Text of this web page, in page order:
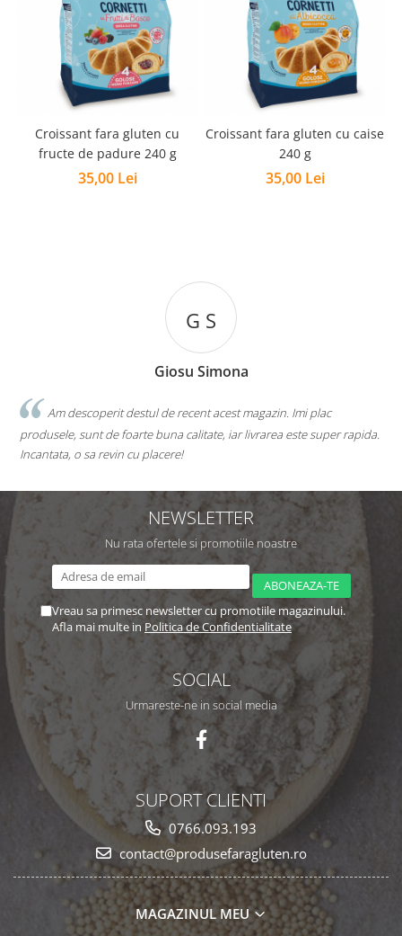
Croissant fara gluten cu
fructe de padure 240 g
35,00 Lei
Croissant fara gluten cu caise
240 g
35,00 Lei
G S
Giosu Simona
Am descoperit destul de recent acest magazin. Imi plac
produsele, sunt de foarte buna calitate, iar livrarea este super rapida.
Incantata, o sa revin cu placere!
NEWSLETTER
Nu rata ofertele si promotiile noastre
Vreau sa primesc newsletter cu promotiile magazinului.
Afla mai multe in Politica de Confidentialitate
SOCIAL
Urmareste-ne in social media
SUPORT CLIENTI
0766.093.193
contact@produsefaragluten.ro
MAGAZINUL MEU